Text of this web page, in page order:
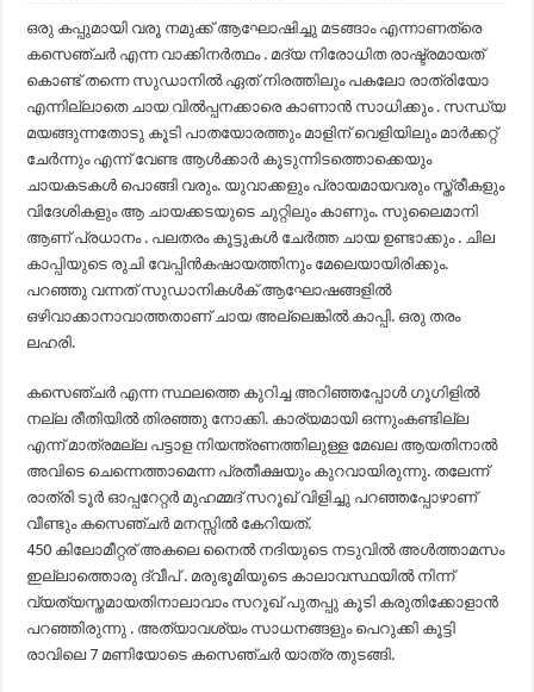
ഒരു കപ്പുമായി വരൂ നമുക്ക് ആഘോഷിച്ചു മടങ്ങാം എന്നാണത്രെ
കസെഞ്ചർ എന്ന വാക്കിനർത്ഥം . മദ്യ നിരോധിത രാഷ്ട്രമായത്
കൊണ്ട് തന്നെ സുഡാനിൽ ഏത് നിരത്തിലും പകലോ രാത്രിയോ
എന്നില്ലാതെ ചായ വിൽപ്പനക്കാരെ കാണാൻ സാധിക്കും . സന്ധ്യ
മയങ്ങുന്നതോടു കൂടി പാതയോരത്തും മാളിന് വെളിയിലും മാർക്കറ്റ്
ചേർന്നും എന്ന് വേണ്ട ആൾക്കാർ കൂടുന്നിടത്തൊക്കെയും
ചായകടകൾ പൊങ്ങി വരും. യുവാക്കളും പ്രായമായവരും സ്ത്രീകളും
വിദേശികളും ആ ചായക്കടയുടെ ചുറ്റിലും കാണും. സുലൈമാനി
ആണ് പ്രധാനം . പലതരം കൂട്ടുകൾ ചേർത്ത ചായ ഉണ്ടാക്കും . ചില
കാപ്പിയുടെ രുചി വേപ്പിൻകഷായത്തിനും മേലെയായിരിക്കും.
പറഞ്ഞു വന്നത് സുഡാനികൾക് ആഘോഷങ്ങളിൽ
ഒഴിവാക്കാനാവാത്തതാണ് ചായ അല്ലെങ്കിൽ കാപ്പി. ഒരു തരം
ലഹരി.
കസെഞ്ചർ എന്ന സ്ഥലത്തെ കുറിച്ച അറിഞ്ഞപ്പോൾ ഗൂഗിളിൽ
നല്ല രീതിയിൽ തിരഞ്ഞു നോക്കി. കാര്യമായി ഒന്നുംകണ്ടില്ല
എന്ന് മാത്രമല്ല പട്ടാള നിയന്ത്രണത്തിലുള്ള മേഖല ആയതിനാൽ
അവിടെ ചെന്നെത്താമെന്ന പ്രതീക്ഷയും കുറവായിരുന്നു. തലേന്ന്
രാത്രി ടൂർ ഓപ്പറേറ്റർ മുഹമ്മദ് സറൂഖ്‌ വിളിച്ചു പറഞ്ഞപ്പോഴാണ്
വീണ്ടും കസെഞ്ചർ മനസ്സിൽ കേറിയത്.
450 കിലോമീറ്റര് അകലെ നൈൽ നദിയുടെ നടുവിൽ അൾത്താമസം
ഇല്ലാത്തൊരു ദ്വീപ് . മരുഭൂമിയുടെ കാലാവസ്ഥയിൽ നിന്ന്
വ്യത്യസ്തമായതിനാലാവാം സറൂഖ്‌ പുതപ്പു കൂടി കരുതിക്കോളാൻ
പറഞ്ഞിരുന്നു . അത്യാവശ്യം സാധനങ്ങളും പെറുക്കി കൂട്ടി
രാവിലെ 7 മണിയോടെ കസെഞ്ചർ യാത്ര തുടങ്ങി.